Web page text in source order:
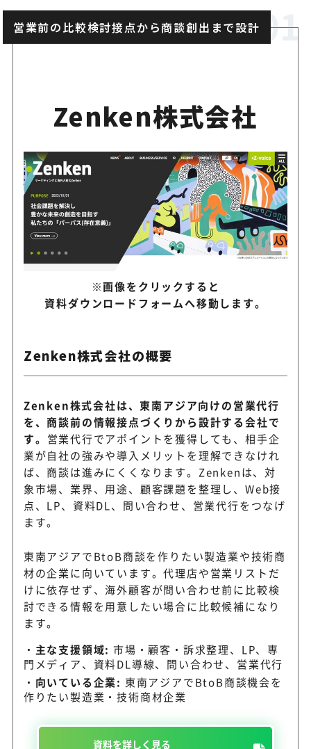
営業前の比較検討接点から商談創出まで設計
Zenken株式会社
※画像をクリックすると
資料ダウンロードフォームへ移動します。
Zenken株式会社の概要
Zenken株式会社は、東南アジア向けの営業代行
を、商談前の情報接点づくりから設計する会社で
す。 営業代行でアポイントを獲得しても、相手企
業が自社の強みや導入メリットを理解できなけれ
ば、商談は進みにくくなります。Zenkenは、対
象市場、業界、用途、顧客課題を整理し、Web接
点、LP、資料DL、問い合わせ、営業代行をつなげ
ます。
東南アジアでBtoB商談を作りたい製造業や技術商
材の企業に向いています。代理店や営業リストだ
けに依存せず、海外顧客が問い合わせ前に比較検
討できる情報を用意したい場合に比較候補になり
ます。
主な支援領域: 市場・顧客・訴求整理、LP、専
門メディア、資料DL導線、問い合わせ、営業代行
向いている企業: 東南アジアでBtoB商談機会を
作りたい製造業・技術商材企業
資料を詳しく見る